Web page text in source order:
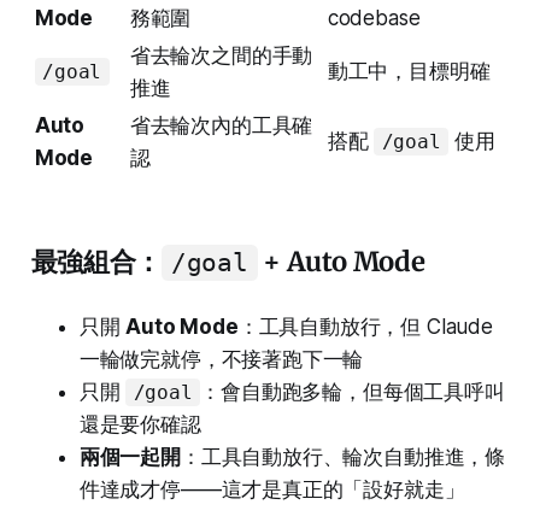
Mode
務範圍
codebase
/goal
省去輪次之間的手動
推進
動工中，目標明確
Auto
Mode
省去輪次內的工具確
認
搭配 /goal 使用
最強組合： /goal + Auto Mode
只開Auto Mode ：工具自動放行，但 Claude
一輪做完就停，不接著跑下一輪
只開
/goal
：會自動跑多輪，但每個工具呼叫
還是要你確認
兩個一起開 ：工具自動放行、輪次自動推進，條
件達成才停——這才是真正的「設好就走」